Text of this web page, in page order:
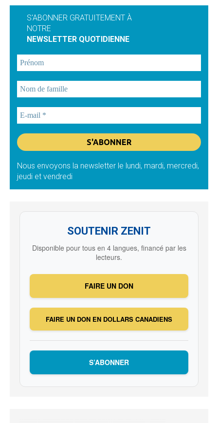
S'ABONNER GRATUITEMENT À
NOTRE
NEWSLETTER QUOTIDIENNE
Nous envoyons la newsletter le lundi, mardi, mercredi,
jeudi et vendredi
SOUTENIR ZENIT
Disponible pour tous en 4 langues, financé par les
lecteurs.
FAIRE UN DON
FAIRE UN DON EN DOLLARS CANADIENS
S’ABONNER